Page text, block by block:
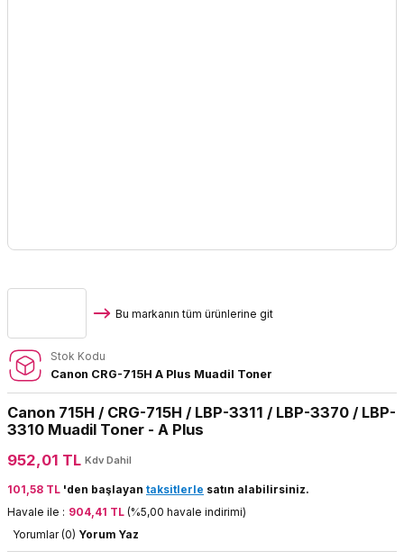
Bu markanın tüm ürünlerine git
Stok Kodu
Canon CRG-715H A Plus Muadil Toner
Canon 715H / CRG-715H / LBP-3311 / LBP-3370 / LBP-
3310 Muadil Toner - A Plus
952,01 TL Kdv Dahil
101,58 TL 'den başlayan taksitlerle satın alabilirsiniz.
Havale ile : 904,41 TL (%5,00 havale indirimi)
Yorumlar (0) Yorum Yaz